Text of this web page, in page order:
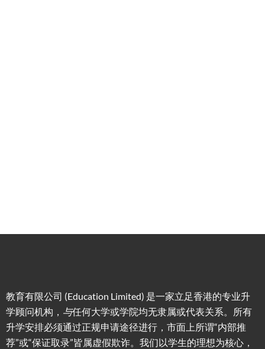
教育有限公司 (Education Limited) 是一家立足香港的专业升
学顾问机构， 与任何大学或学院均无隶属或代表关系。所有
升学安排必须通过正规申请途径进行，市面上所谓“内部推
荐”或“保证取录”皆属虚假欺诈。我们以学生的理想为核心，